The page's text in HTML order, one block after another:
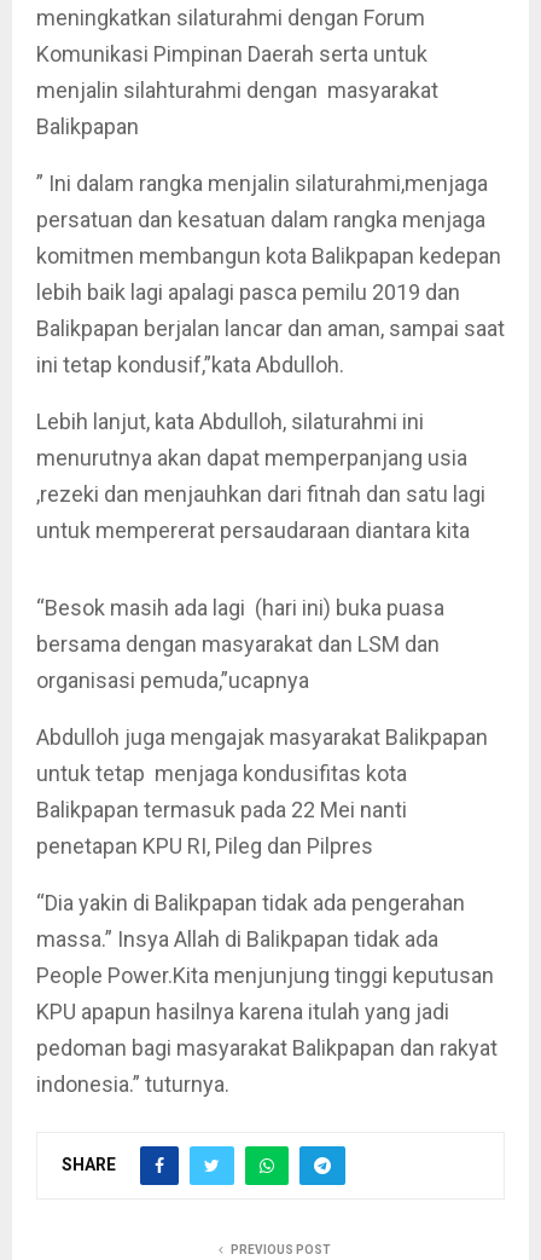
meningkatkan silaturahmi dengan Forum
Komunikasi Pimpinan Daerah serta untuk
menjalin silahturahmi dengan masyarakat
Balikpapan
” Ini dalam rangka menjalin silaturahmi,menjaga
persatuan dan kesatuan dalam rangka menjaga
komitmen membangun kota Balikpapan kedepan
lebih baik lagi apalagi pasca pemilu 2019 dan
Balikpapan berjalan lancar dan aman, sampai saat
ini tetap kondusif,”kata Abdulloh.
Lebih lanjut, kata Abdulloh, silaturahmi ini
menurutnya akan dapat memperpanjang usia
,rezeki dan menjauhkan dari fitnah dan satu lagi
untuk mempererat persaudaraan diantara kita
“Besok masih ada lagi (hari ini) buka puasa
bersama dengan masyarakat dan LSM dan
organisasi pemuda,”ucapnya
Abdulloh juga mengajak masyarakat Balikpapan
untuk tetap menjaga kondusifitas kota
Balikpapan termasuk pada 22 Mei nanti
penetapan KPU RI, Pileg dan Pilpres
“Dia yakin di Balikpapan tidak ada pengerahan
massa.” Insya Allah di Balikpapan tidak ada
People Power.Kita menjunjung tinggi keputusan
KPU apapun hasilnya karena itulah yang jadi
pedoman bagi masyarakat Balikpapan dan rakyat
indonesia.” tuturnya.
SHARE
PREVIOUS POST